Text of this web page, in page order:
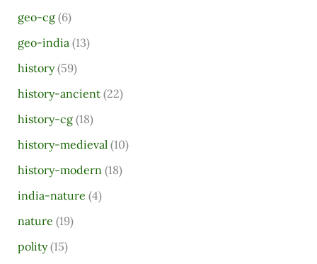
geo-cg(6)
geo-india(13)
history(59)
history-ancient(22)
history-cg(18)
history-medieval(10)
history-modern(18)
india-nature (4)
nature (19)
polity(15)